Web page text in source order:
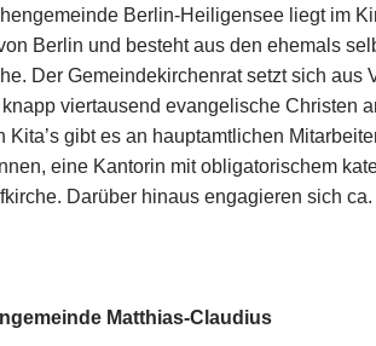
Berlin-Heiligensee liegt im
Berlin und besteht aus den ehemals
Der Gemeindekirchenrat setzt sich aus
viertausend evangelische Christen
Kita’s gibt es an hauptamtlichen
eine Kantorin mit obligatorischem
Darüber hinaus engagieren sich
Matthias-Claudius